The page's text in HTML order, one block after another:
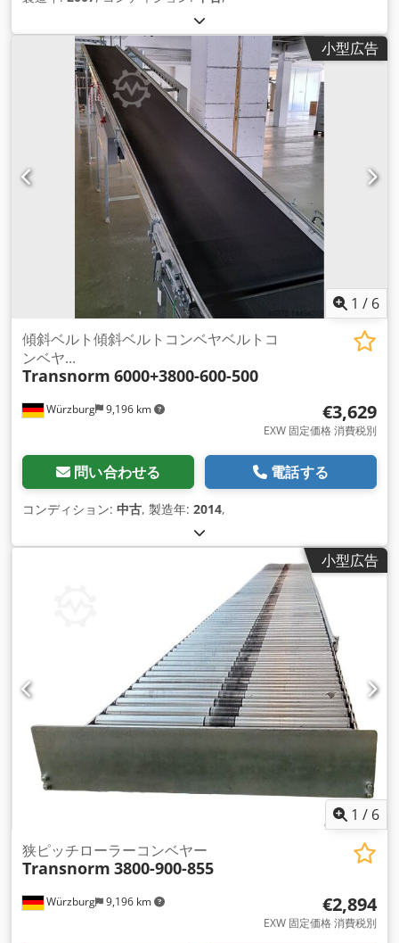
小型広告
1 / 6
Würzburg 9,196 km
傾斜ベルト傾斜ベルトコンベヤベルトコ
ンベヤ...
Transnorm 6000+3800-600-500
€3,629
EXW 固定価格 消費税別
問い合わせる 電話する
コンディション: 中古, 製造年: 2014,
小型広告
1 / 6
Würzburg 9,196 km
狭ピッチローラーコンベヤー
Transnorm 3800-900-855
€2,894
EXW 固定価格 消費税別